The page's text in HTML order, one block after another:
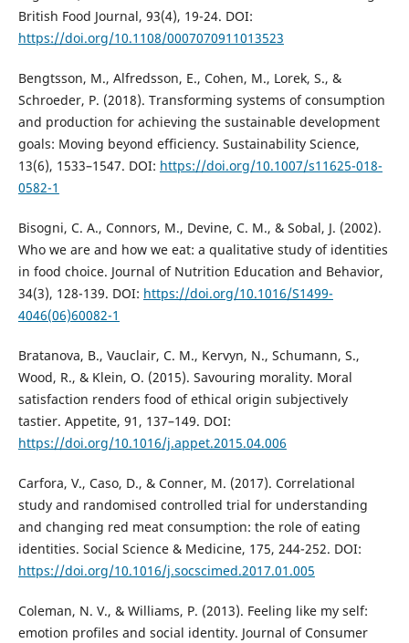
British Food Journal, 93(4), 19-24. DOI:
https://doi.org/10.1108/0007070911013523
Bengtsson, M., Alfredsson, E., Cohen, M., Lorek, S., &
Schroeder, P. (2018). Transforming systems of consumption
and production for achieving the sustainable development
goals: Moving beyond efficiency. Sustainability Science,
13(6), 1533–1547. DOI: https://doi.org/10.1007/s11625-018-
0582-1
Bisogni, C. A., Connors, M., Devine, C. M., & Sobal, J. (2002).
Who we are and how we eat: a qualitative study of identities
in food choice. Journal of Nutrition Education and Behavior,
34(3), 128-139. DOI: https://doi.org/10.1016/S1499-
4046(06)60082-1
Bratanova, B., Vauclair, C. M., Kervyn, N., Schumann, S.,
Wood, R., & Klein, O. (2015). Savouring morality. Moral
satisfaction renders food of ethical origin subjectively
tastier. Appetite, 91, 137–149. DOI:
https://doi.org/10.1016/j.appet.2015.04.006
Carfora, V., Caso, D., & Conner, M. (2017). Correlational
study and randomised controlled trial for understanding
and changing red meat consumption: the role of eating
identities. Social Science & Medicine, 175, 244-252. DOI:
https://doi.org/10.1016/j.socscimed.2017.01.005
Coleman, N. V., & Williams, P. (2013). Feeling like my self:
emotion profiles and social identity. Journal of Consumer